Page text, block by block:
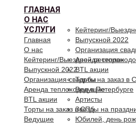
ГЛАВНАЯ
О НАС
УСЛУГИ
Кейтеринг/
Выпускной 2022
Организация
Аренда
BTL акции
Торты на заказ в
Ведущие
Артисты
Звезды на
Юбилей, день
Главная
О нас
Кейтеринг/Выездной ресторан
Выпускной 2022
Организация свадьбы
Аренда теплоходов в Петербурге
BTL акции
Торты на заказ в СПб
Ведущие